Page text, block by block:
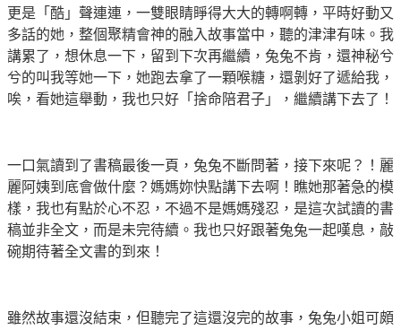
更是「酷」聲連連，一雙眼睛睜得大大的轉啊轉，平時好動又
多話的她，整個聚精會神的融入故事當中，聽的津津有味。我
講累了，想休息一下，留到下次再繼續，兔兔不肯，還神秘兮
兮的叫我等她一下，她跑去拿了一顆喉糖，還剝好了遞給我，
唉，看她這舉動，我也只好「捨命陪君子」，繼續講下去了！
一口氣讀到了書稿最後一頁，兔兔不斷問著，接下來呢？！麗
麗阿姨到底會做什麼？媽媽妳快點講下去啊！瞧她那著急的模
樣，我也有點於心不忍，不過不是媽媽殘忍，是這次試讀的書
稿並非全文，而是未完待續。我也只好跟著兔兔一起嘆息，敲
碗期待著全文書的到來！
雖然故事還沒結束，但聽完了這還沒完的故事，兔兔小姐可頗